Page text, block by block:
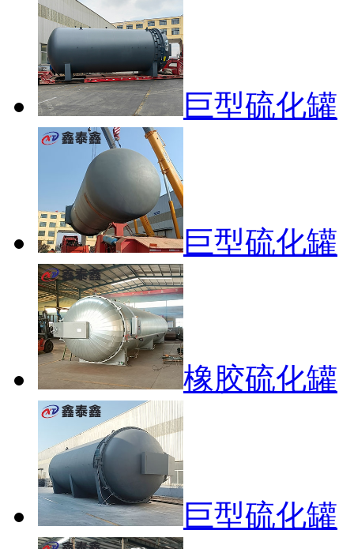
巨型硫化罐
巨型硫化罐
橡胶硫化罐
巨型硫化罐